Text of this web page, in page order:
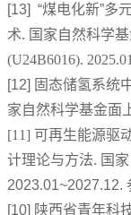
[13] “煤电化新”多
术. 国家自然科学
(U24B6016).
[12] 固态储氢系统
家自然科学基金面
[11] 可再生能源驱
计理论与方法. 国
2023.01~2027.12.
[10] 陕西省青年科